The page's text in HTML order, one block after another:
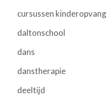
cursussen kinderopvang
daltonschool
dans
danstherapie
deeltijd